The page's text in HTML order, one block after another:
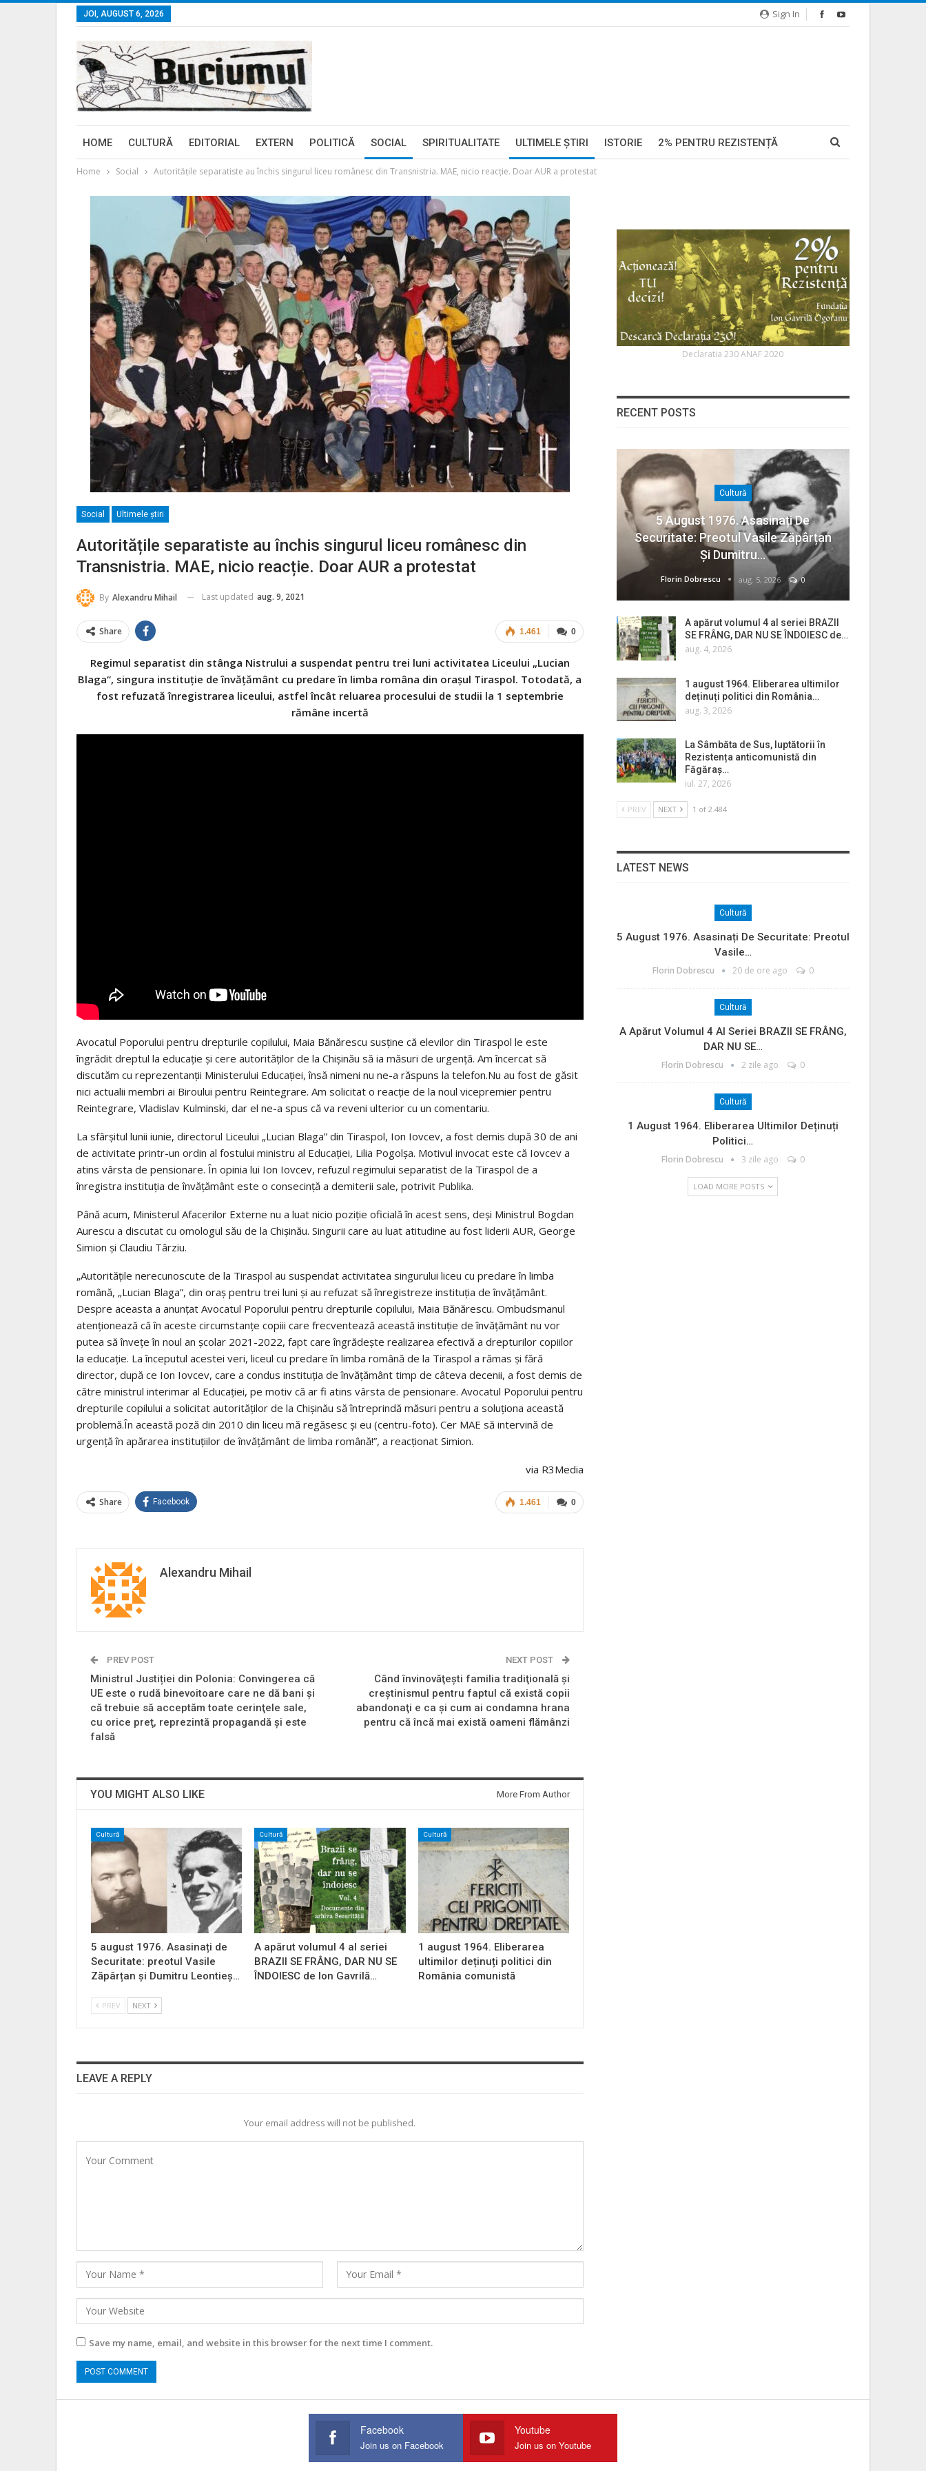
Sign In
JOI, AUGUST 6, 2026
HOME CULTURĂ EDITORIAL EXTERN POLITICĂ SOCIAL SPIRITUALITATE ULTIMELE ŞTIRI ISTORIE 2% PENTRU REZISTENȚĂ
Home Social Autoritățile separatiste au închis singurul liceu românesc din Transnistria. MAE, nicio reacție. Doar AUR a protestat
Social Ultimele ştiri
Autoritățile separatiste au închis singurul liceu românesc din
Transnistria. MAE, nicio reacție. Doar AUR a protestat
By Alexandru Mihail Last updated aug. 9, 2021
0
1.461
Share
Regimul separatist din stânga Nistrului a suspendat pentru trei luni activitatea Liceului „Lucian
Blaga“, singura instituţie de învăţământ cu predare în limba româna din oraşul Tiraspol. Totodată, a
fost refuzată înregistrarea liceului, astfel încât reluarea procesului de studii la 1 septembrie
rămâne incertă
Avocatul Poporului pentru drepturile copilului, Maia Bănărescu susţine că elevilor din Tiraspol le este
îngrădit dreptul la educaţie şi cere autorităţilor de la Chişinău să ia măsuri de urgenţă. Am încercat să
discutăm cu reprezentanţii Ministerului Educaţiei, însă nimeni nu ne-a răspuns la telefon.Nu au fost de găsit
nici actualii membri ai Biroului pentru Reintegrare. Am solicitat o reacţie de la noul vicepremier pentru
Reintegrare, Vladislav Kulminski, dar el ne-a spus că va reveni ulterior cu un comentariu.
La sfârşitul lunii iunie, directorul Liceului „Lucian Blaga” din Tiraspol, Ion Iovcev, a fost demis după 30 de ani
de activitate printr-un ordin al fostului ministru al Educaţiei, Lilia Pogolşa. Motivul invocat este că Iovcev a
atins vârsta de pensionare. În opinia lui Ion Iovcev, refuzul regimului separatist de la Tiraspol de a
înregistra instituţia de învăţământ este o consecinţă a demiterii sale, potrivit Publika.
Până acum, Ministerul Afacerilor Externe nu a luat nicio poziție oficială în acest sens, deși Ministrul Bogdan
Aurescu a discutat cu omologul său de la Chișinău. Singurii care au luat atitudine au fost liderii AUR, George
Simion și Claudiu Târziu.
„Autoritățile nerecunoscute de la Tiraspol au suspendat activitatea singurului liceu cu predare în limba
română, „Lucian Blaga”, din oraș pentru trei luni și au refuzat să înregistreze instituția de învățământ.
Despre aceasta a anunțat Avocatul Poporului pentru drepturile copilului, Maia Bănărescu. Ombudsmanul
atenționează că în aceste circumstanțe copiii care frecventează această instituție de învățământ nu vor
putea să învețe în noul an școlar 2021-2022, fapt care îngrădește realizarea efectivă a drepturilor copiilor
la educație. La începutul acestei veri, liceul cu predare în limba română de la Tiraspol a rămas și fără
director, după ce Ion Iovcev, care a condus instituția de învățământ timp de câteva decenii, a fost demis de
către ministrul interimar al Educației, pe motiv că ar fi atins vârsta de pensionare. Avocatul Poporului pentru
drepturile copilului a solicitat autorităților de la Chișinău să întreprindă măsuri pentru a soluționa această
problemă.În această poză din 2010 din liceu mă regăsesc și eu (centru-foto). Cer MAE să intervină de
urgență în apărarea instituțiilor de învățământ de limba română!”, a reacționat Simion.
via R3Media
0
1.461
Share Facebook
Alexandru Mihail
PREV POST
Ministrul Justiției din Polonia: Convingerea că
UE este o rudă binevoitoare care ne dă bani şi
că trebuie să acceptăm toate cerinţele sale,
cu orice preţ, reprezintă propagandă şi este
falsă
NEXT POST
Când învinovăţeşti familia tradiţională şi
creştinismul pentru faptul că există copii
abandonaţi e ca şi cum ai condamna hrana
pentru că încă mai există oameni flămânzi
YOU MIGHT ALSO LIKE More From Author
Cultură
5 august 1976. Asasinați de
Securitate: preotul Vasile
Zăpârțan și Dumitru Leontieș…
Cultură
A apărut volumul 4 al seriei
BRAZII SE FRÂNG, DAR NU SE
ÎNDOIESC de Ion Gavrilă…
Cultură
1 august 1964. Eliberarea
ultimilor deținuți politici din
România comunistă
PREV NEXT
LEAVE A REPLY
Your email address will not be published.
Save my name, email, and website in this browser for the next time I comment.
Declaratia 230 ANAF 2020
RECENT POSTS
Cultură
5 August 1976. Asasinați De
Securitate: Preotul Vasile Zăpârțan
Și Dumitru…
Florin Dobrescu aug. 5, 2026 0
A apărut volumul 4 al seriei BRAZII
SE FRÂNG, DAR NU SE ÎNDOIESC de…
aug. 4, 2026
1 august 1964. Eliberarea ultimilor
deținuți politici din România…
aug. 3, 2026
La Sâmbăta de Sus, luptătorii în
Rezistența anticomunistă din
Făgăraș…
iul. 27, 2026
PREV NEXT 1 of 2.484
LATEST NEWS
Cultură
5 August 1976. Asasinați De Securitate: Preotul
Vasile…
Florin Dobrescu 20 de ore ago 0
Cultură
A Apărut Volumul 4 Al Seriei BRAZII SE FRÂNG,
DAR NU SE…
Florin Dobrescu 2 zile ago 0
Cultură
1 August 1964. Eliberarea Ultimilor Deținuți
Politici…
Florin Dobrescu 3 zile ago 0
LOAD MORE POSTS
Facebook
Join us on Facebook
Youtube
Join us on Youtube